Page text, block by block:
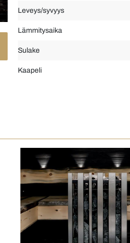
Leveys/syvyys
Lämmitysaika
Sulake
Kaapeli